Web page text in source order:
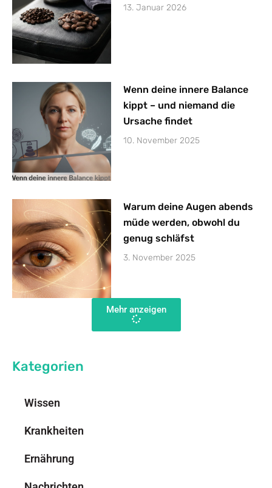
13. Januar 2026
Wenn deine innere Balance
kippt – und niemand die
Ursache findet
10. November 2025
Warum deine Augen abends
müde werden, obwohl du
genug schläfst
3. November 2025
Mehr anzeigen
Kategorien
Wissen
Krankheiten
Ernährung